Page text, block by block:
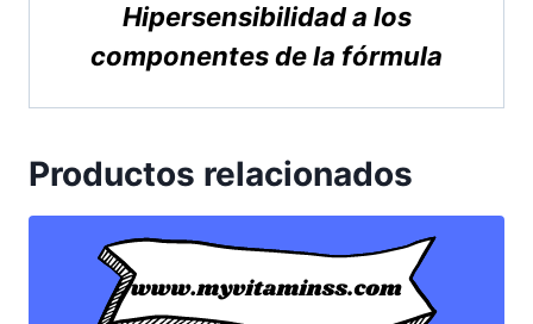
Hipersensibilidad a los
componentes de la fórmula
Productos relacionados